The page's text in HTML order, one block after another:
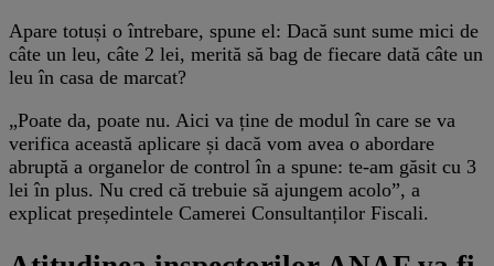
Apare totuși o întrebare, spune el: Dacă sunt sume mici de
câte un leu, câte 2 lei, merită să bag de fiecare dată câte un
leu în casa de marcat?
„Poate da, poate nu. Aici va ține de modul în care se va
verifica această aplicare și dacă vom avea o abordare
abruptă a organelor de control în a spune: te-am găsit cu 3
lei în plus. Nu cred că trebuie să ajungem acolo”, a
explicat președintele Camerei Consultanților Fiscali.